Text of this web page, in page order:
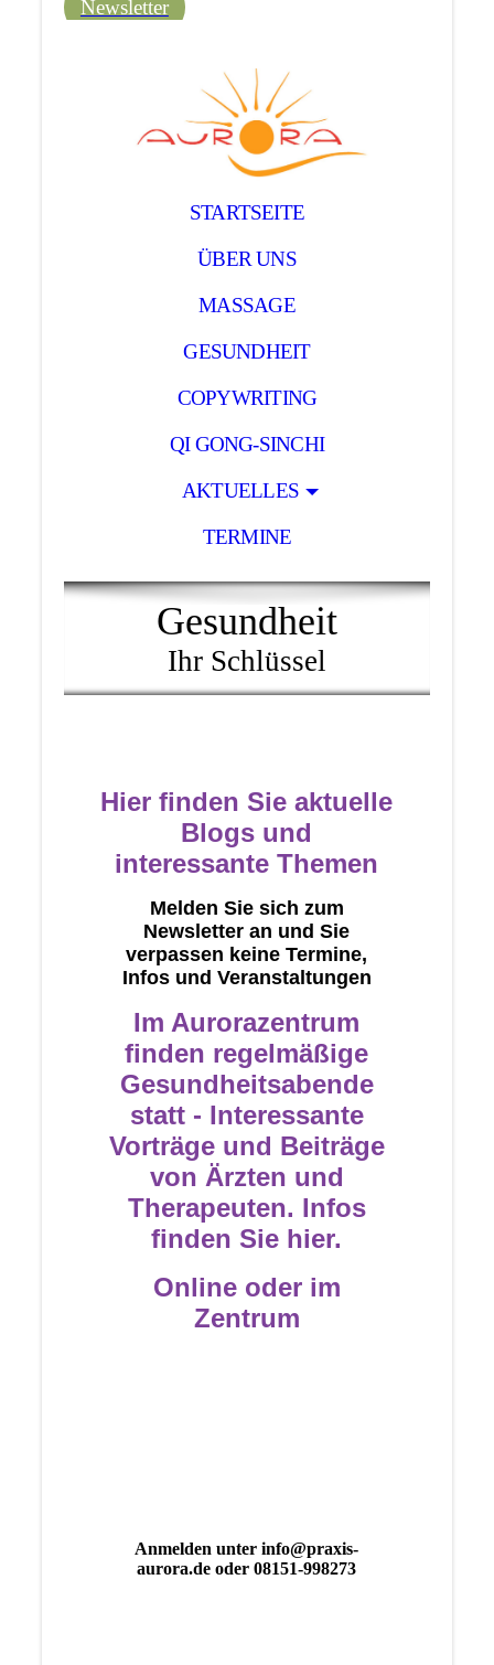
Newsletter
STARTSEITE
ÜBER UNS
MASSAGE
GESUNDHEIT
COPYWRITING
QI GONG-SINCHI
AKTUELLES
TERMINE
Gesundheit
Ihr Schlüssel
Hier finden Sie aktuelle
Blogs und
interessante Themen
Melden Sie sich zum
Newsletter an und Sie
verpassen keine Termine,
Infos und Veranstaltungen
Im Aurorazentrum
finden regelmäßige
Gesundheitsabende
statt - Interessante
Vorträge und Beiträge
von Ärzten und
Therapeuten. Infos
finden Sie hier.
Online oder im
Zentrum
Anmelden unter info@praxis-
aurora.de oder 08151-998273